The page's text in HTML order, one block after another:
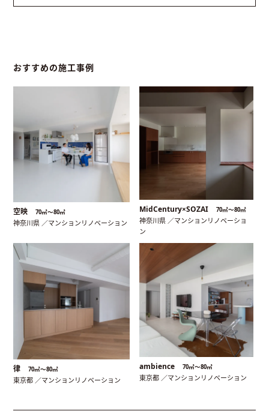
おすすめの施工事例
空映 70㎡〜80㎡
神奈川県 ／マンションリノベーション
MidCentury×SOZAI 70㎡〜80㎡
神奈川県 ／マンションリノベーショ
ン
律 70㎡〜80㎡
東京都 ／マンションリノベーション
ambience 70㎡〜80㎡
東京都 ／マンションリノベーション